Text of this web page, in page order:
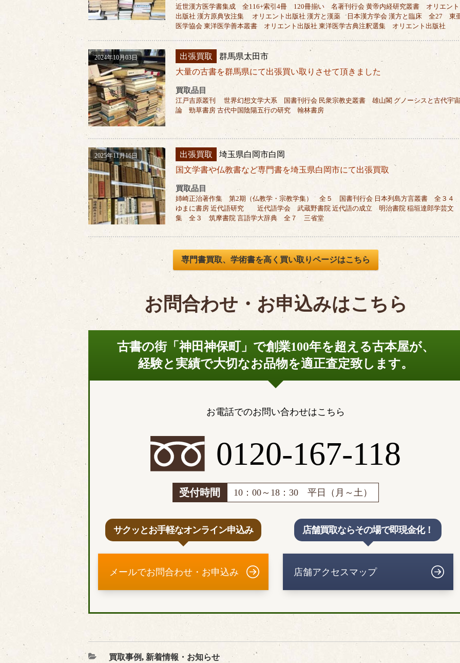
近世漢方医学書集成 全116+索引4冊 120冊揃い 名著刊行会 黄帝内経研究叢書 オリエント
出版社 漢方原典攷注集 オリエント出版社 漢方と漢薬 日本漢方学会 漢方と臨床 全27 東
医学協会 東洋医学善本叢書 オリエント出版社 東洋医学古典注釈選集 オリエント出版社
2024年10月03日 出張買取
群馬県太田市
大量の古書を群馬県にて出張買い取りさせて頂きました
買取品目
江戸吉原叢刊 世界幻想文学大系 国書刊行会 民衆宗教史叢書 雄山閣 グノーシスと古代宇宙
論 勁草書房 古代中国陰陽五行の研究 翰林書房
2025年11月16日 出張買取
埼玉県白岡市白岡
国文学書や仏教書など専門書を埼玉県白岡市にて出張買取
買取品目
姉崎正治著作集 第2期（仏教学・宗教学集） 全５ 国書刊行会 日本列島方言叢書 全３
ゆまに書房 近代語研究 近代語学会 武蔵野書院 近代語の成立 明治書院 稲垣達郎学芸文
集 全３ 筑摩書院 言語学大辞典 全７ 三省堂
専門書買取、学術書を高く買い取りページはこちら
お問合わせ・お申込みはこちら
古書の街「神田神保町」で創業100年を超える古本屋が、
経験と実績で大切なお品物を適正査定致します。
お電話でのお問い合わせはこちら
0120-167-118
受付時間 10：00～18：30 平日（月～土）
サクッとお手軽なオンライン申込み
メールでお問合わせ・お申込み
店舗買取ならその場で即現金化！
店舗アクセスマップ
カ
買取事例, 新着情報・お知らせ